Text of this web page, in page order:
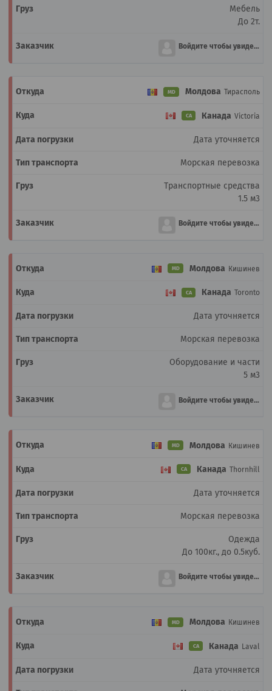
Мебель
До 2т.
Войдите чтобы увидеть
MD Молдова Тирасполь
CA Канада Victoria
Дата уточняется
Морская перевозка
Транспортные средства
1.5 м3
Войдите чтобы увидеть
MD Молдова Кишинев
CA Канада Toronto
Дата уточняется
Морская перевозка
Оборудование и части
5 м3
Войдите чтобы увидеть
MD Молдова Кишинев
CA Канада Thornhill
Дата уточняется
Морская перевозка
Одежда
До 100кг., до 0.5куб.
Войдите чтобы увидеть
MD Молдова Кишинев
CA Канада Laval
Дата уточняется